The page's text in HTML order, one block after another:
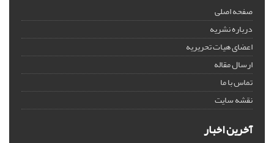
صفحه اصلی
درباره نشریه
اعضای هیات تحریریه
ارسال مقاله
تماس با ما
نقشه سایت
آخرین اخبار